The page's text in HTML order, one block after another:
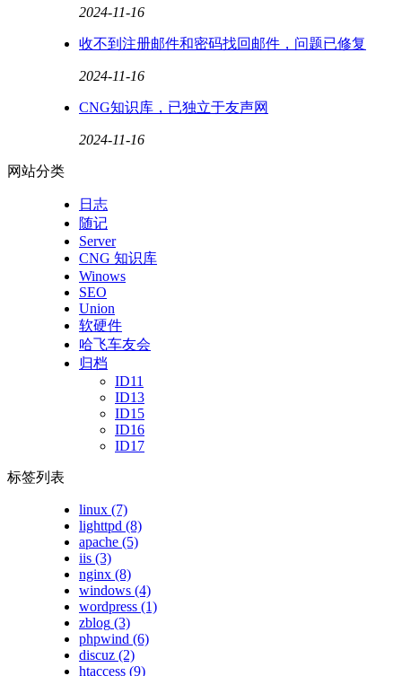
2024-11-16
收不到注册邮件和密码找回邮件，问题已修复
2024-11-16
CNG知识库，已独立于友声网
2024-11-16
网站分类
日志
随记
Server
CNG 知识库
Winows
SEO
Union
软硬件
哈飞车友会
归档
ID11
ID13
ID15
ID16
ID17
标签列表
linux (7)
lighttpd (8)
apache (5)
iis (3)
nginx (8)
windows (4)
wordpress (1)
zblog (3)
phpwind (6)
discuz (2)
htaccess (9)